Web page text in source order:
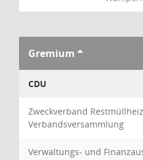
Gremium
CDU
Zweckverband
Verbandsversammlung
Verwaltungs- und